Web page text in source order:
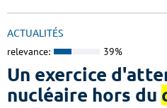
ACTUALITÉS
relevance: 39%
Un exercice
nucléaire hors du